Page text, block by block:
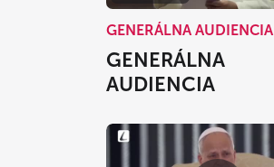
GENERÁLNA AUDIENCIA
GENERÁLNA
AUDIENCIA